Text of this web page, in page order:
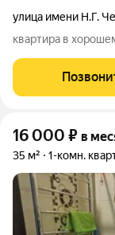
улица имени Н.Г.
квартира в
16 000 ₽ в
35 м² 1-комн.